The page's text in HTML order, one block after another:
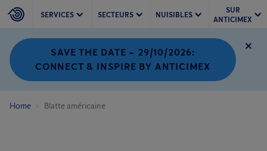
SERVICES SECTEURS NUISIBLES
SUR
ANTICIMEX
SAVE THE DATE – 29/10/2026:
CONNECT & INSPIRE BY ANTICIMEX
Home Blatte américaine